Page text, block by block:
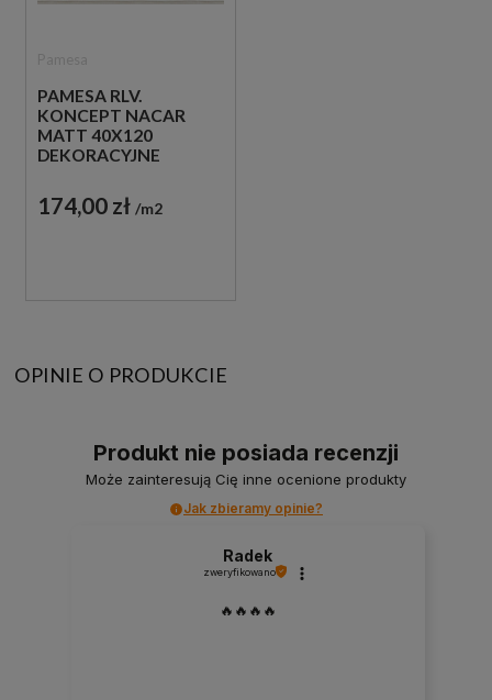
PAMESA RLV.
KONCEPT NACAR
MATT 40X120
DEKORACYJNE
ŚCIENNE IMITUJĄCE
SZARY BETON
174,00 zł m2
OPINIE O PRODUKCIE
Produkt nie posiada recenzji
Może zainteresują Cię inne ocenione produkty
Jak zbieramy opinie?
Radek
zweryfikowano
🔥🔥🔥🔥